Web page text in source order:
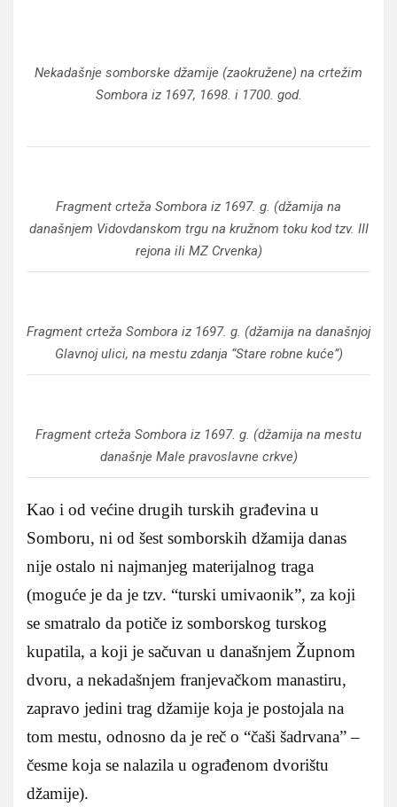
Nekadašnje somborske džamije (zaokružene) na crtežim
Sombora iz 1697, 1698. i 1700. god.
Fragment crteža Sombora iz 1697. g. (džamija na
današnjem Vidovdanskom trgu na kružnom toku kod tzv. III
rejona ili MZ Crvenka)
Fragment crteža Sombora iz 1697. g. (džamija na današnjoj
Glavnoj ulici, na mestu zdanja “Stare robne kuće”)
Fragment crteža Sombora iz 1697. g. (džamija na mestu
današnje Male pravoslavne crkve)
Kao i od većine drugih turskih građevina u
Somboru, ni od šest somborskih džamija danas
nije ostalo ni najmanjeg materijalnog traga
(moguće je da je tzv. “turski umivaonik”, za koji
se smatralo da potiče iz somborskog turskog
kupatila, a koji je sačuvan u današnjem Župnom
dvoru, a nekadašnjem franjevačkom manastiru,
zapravo jedini trag džamije koja je postojala na
tom mestu, odnosno da je reč o “čaši šadrvana” –
česme koja se nalazila u ograđenom dvorištu
džamije).